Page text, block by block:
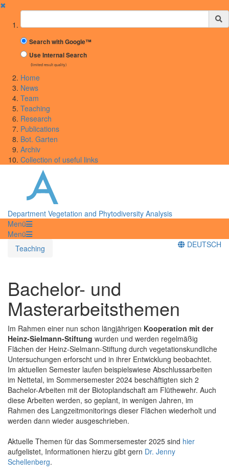
✖
Suchbegriff
Search with Google™
Use Internal Search
(limited result quality)
Home
News
Team
Teaching
Research
Publications
Bot. Garten
Archiv
Collection of useful links
Department Vegetation and Phytodiversity Analysis
Menü
Menü
Teaching
DEUTSCH
Bachelor- und
Masterarbeitsthemen
Im Rahmen einer nun schon längjährigen Kooperation mit der
Heinz-Sielmann-Stiftung wurden und werden regelmäßig
Flächen der Heinz-Sielmann-Stiftung durch vegetationskundliche
Untersuchungen erforscht und in ihrer Entwicklung beobachtet.
Im aktuellen Semester laufen beispielswiese Abschlussarbeiten
im Nettetal, im Sommersemester 2024 beschäftigten sich 2
Bachelor-Arbeiten mit der Biotoplandschaft am Flüthewehr. Auch
diese Arbeiten werden, so geplant, in wenigen Jahren, im
Rahmen des Langzeitmonitorings dieser Flächen wiederholt und
werden dann wieder ausgeschrieben.
Aktuelle Themen für das Sommersemester 2025 sind hier
aufgelistet, Informationen hierzu gibt gern Dr. Jenny
Schellenberg.